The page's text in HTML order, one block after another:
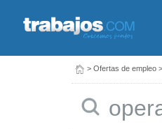
> Ofertas de empleo >